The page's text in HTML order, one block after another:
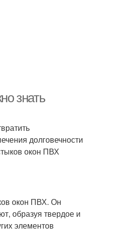
знать
долговечности
окон ПВХ
окон ПВХ. Он
образуя твердое и
элементов